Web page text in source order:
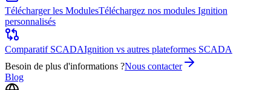
Télécharger les ModulesTéléchargez nos modules Ignition
personnalisés
Comparatif SCADAIgnition vs autres plateformes SCADA
Besoin de plus d'informations ?Nous contacter
Blog